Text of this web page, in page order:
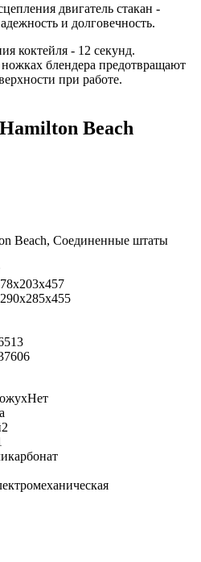
двигатель стакан -
и долговечность.
коктейля - 12 секунд.
блендера предотвращают
при работе.
Beach
Beach, Соединенные штаты
290x285x455
Нет
2